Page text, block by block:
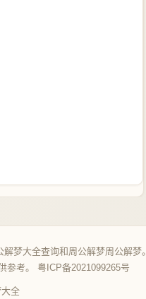
解梦大全查询和 周公解梦周公解梦。
参考。 粤ICP备2021099265号
全